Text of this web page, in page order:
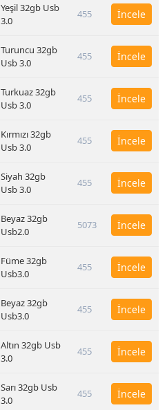
Yeşil 32gb Usb
3.0
455 İncele
Turuncu 32gb
Usb 3.0
455 İncele
Turkuaz 32gb
Usb 3.0
455 İncele
Kırmızı 32gb
Usb 3.0
455 İncele
Siyah 32gb
Usb 3.0
455 İncele
Beyaz 32gb
Usb2.0
5073 İncele
Füme 32gb
Usb3.0
455 İncele
Beyaz 32gb
Usb3.0
455 İncele
Altın 32gb Usb
3.0
455 İncele
Sarı 32gb Usb
3.0
455 İncele